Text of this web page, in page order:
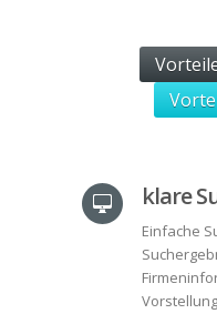
klare
Einfache